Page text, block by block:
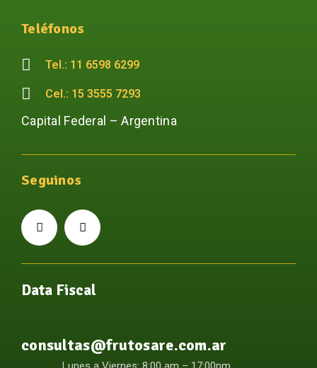
Teléfonos
Tel.: 11 6598 6299
Cel.: 15 3555 7293
Capital Federal – Argentina
Seguinos
Data Fiscal
consultas@frutosare.com.ar